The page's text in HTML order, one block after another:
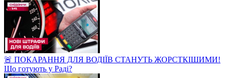
🚨 ПОКАРАННЯ ДЛЯ ВОДІЇВ СТАНУТЬ ЖОРСТКІШИМИ!
Що готують у Раді?